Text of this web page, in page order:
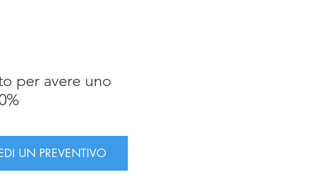
per avere uno
UN PREVENTIVO